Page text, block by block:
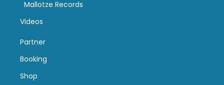
Mallotze Records
Videos
Partner
Booking
Shop